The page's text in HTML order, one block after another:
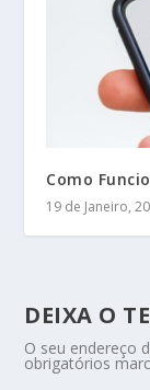
Como
19 de Janeiro,
DEIXA O
O seu endereço
obrigatórios